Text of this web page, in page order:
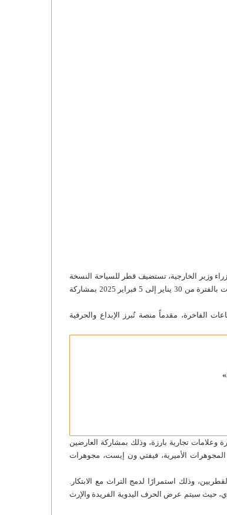
وزير الخارجية، تستضيف قطر للسياحة النسخة
، بمركز الدوحة للمعارض والمؤتمرات بالفترة من 30 يناير إلى 5 فبراير 2025 بمشاركة
الفاخرة، مقدماً منصة تُبرز الإبداع والحرفية
تجارية بارزة، وذلك بمشاركة العارضين
الأميرية، فيفتي ون إيست، مجوهرات
وذلك استمرارًا لدمج التراث مع الابتكار.
حيث سيتم عرض الحرف اليدوية الفريدة والإرث